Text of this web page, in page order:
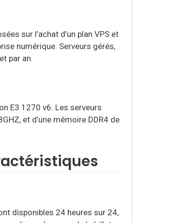
sur l’achat d’un plan VPS et
numérique. Serveurs gérés,
par an.
E3 1270 v6. Les serveurs
et d’une mémoire DDR4 de
disponibles 24 heures sur 24,